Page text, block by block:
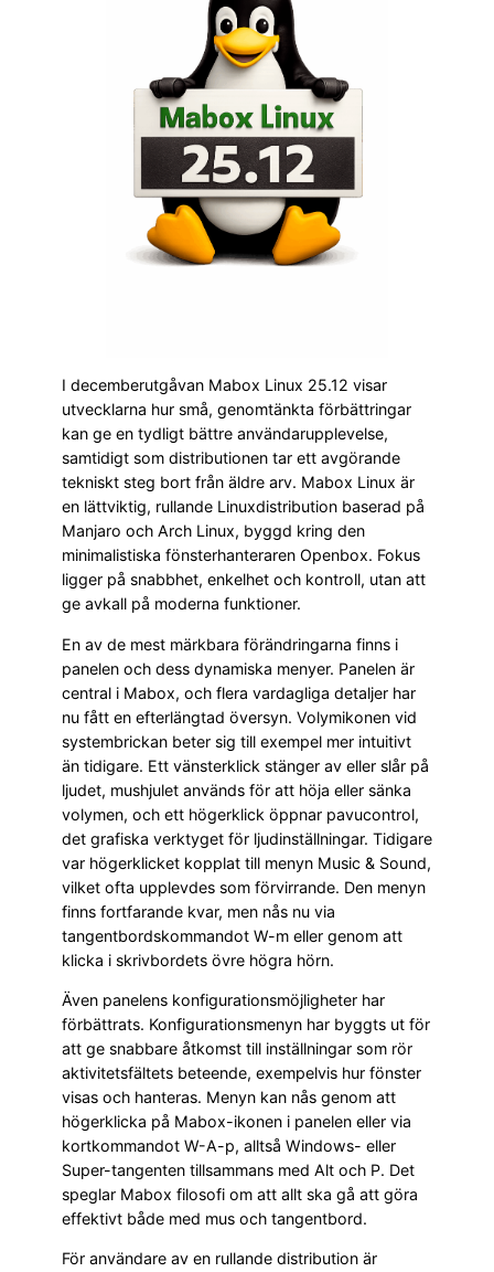
I decemberutgåvan Mabox Linux 25.12 visar
utvecklarna hur små, genomtänkta förbättringar
kan ge en tydligt bättre användarupplevelse,
samtidigt som distributionen tar ett avgörande
tekniskt steg bort från äldre arv. Mabox Linux är
en lättviktig, rullande Linuxdistribution baserad på
Manjaro och Arch Linux, byggd kring den
minimalistiska fönsterhanteraren Openbox. Fokus
ligger på snabbhet, enkelhet och kontroll, utan att
ge avkall på moderna funktioner.
En av de mest märkbara förändringarna finns i
panelen och dess dynamiska menyer. Panelen är
central i Mabox, och flera vardagliga detaljer har
nu fått en efterlängtad översyn. Volymikonen vid
systembrickan beter sig till exempel mer intuitivt
än tidigare. Ett vänsterklick stänger av eller slår på
ljudet, mushjulet används för att höja eller sänka
volymen, och ett högerklick öppnar pavucontrol,
det grafiska verktyget för ljudinställningar. Tidigare
var högerklicket kopplat till menyn Music & Sound,
vilket ofta upplevdes som förvirrande. Den menyn
finns fortfarande kvar, men nås nu via
tangentbordskommandot W-m eller genom att
klicka i skrivbordets övre högra hörn.
Även panelens konfigurationsmöjligheter har
förbättrats. Konfigurationsmenyn har byggts ut för
att ge snabbare åtkomst till inställningar som rör
aktivitetsfältets beteende, exempelvis hur fönster
visas och hanteras. Menyn kan nås genom att
högerklicka på Mabox-ikonen i panelen eller via
kortkommandot W-A-p, alltså Windows- eller
Super-tangenten tillsammans med Alt och P. Det
speglar Mabox filosofi om att allt ska gå att göra
effektivt både med mus och tangentbord.
För användare av en rullande distribution är